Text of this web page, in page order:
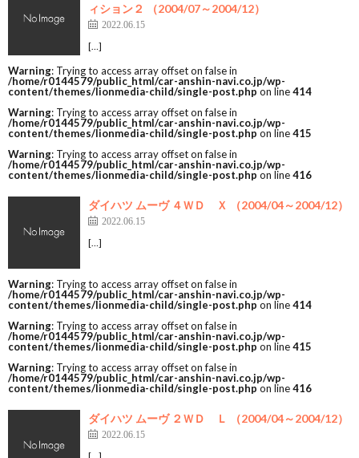
ィション２ （2004/07～2004/12）
2022.06.15
[…]
Warning: Trying to access array offset on false in
/home/r0144579/public_html/car-anshin-navi.co.jp/wp-
content/themes/lionmedia-child/single-post.php on line414
Warning: Trying to access array offset on false in
/home/r0144579/public_html/car-anshin-navi.co.jp/wp-
content/themes/lionmedia-child/single-post.php on line415
Warning: Trying to access array offset on false in
/home/r0144579/public_html/car-anshin-navi.co.jp/wp-
content/themes/lionmedia-child/single-post.php on line416
ダイハツ ムーヴ ４ＷＤ Ｘ （2004/04～2004/12）
2022.06.15
[…]
Warning: Trying to access array offset on false in
/home/r0144579/public_html/car-anshin-navi.co.jp/wp-
content/themes/lionmedia-child/single-post.php on line414
Warning: Trying to access array offset on false in
/home/r0144579/public_html/car-anshin-navi.co.jp/wp-
content/themes/lionmedia-child/single-post.php on line415
Warning: Trying to access array offset on false in
/home/r0144579/public_html/car-anshin-navi.co.jp/wp-
content/themes/lionmedia-child/single-post.php on line416
ダイハツ ムーヴ ２ＷＤ Ｌ （2004/04～2004/12）
2022.06.15